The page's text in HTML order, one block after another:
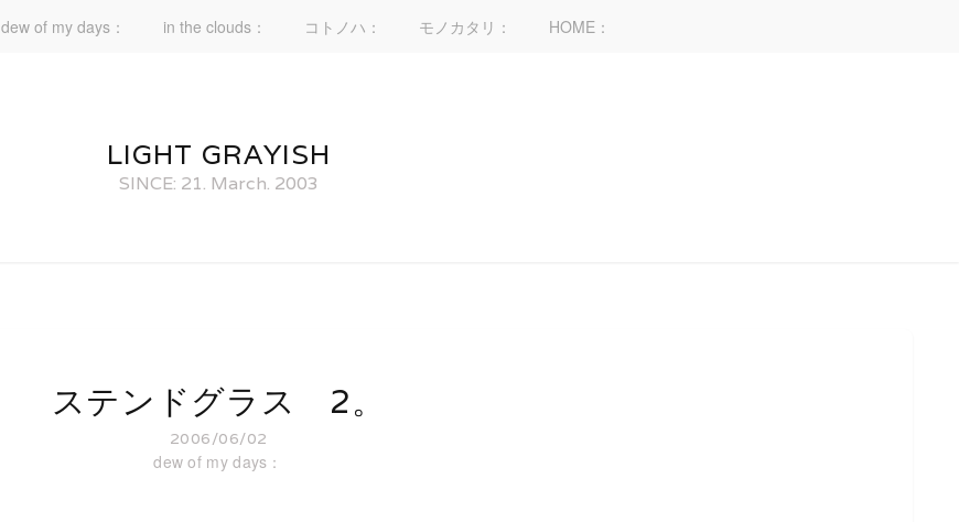
dew of my days： in the clouds： コトノハ： モノカタリ： HOME：
LIGHT GRAYISH
SINCE: 21. March. 2003
ステンドグラス 2。
2006/06/02
dew of my days：